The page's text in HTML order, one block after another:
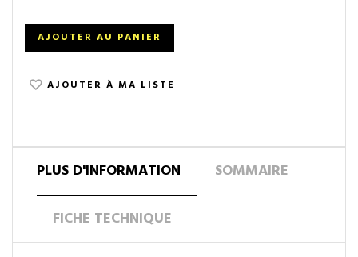
AJOUTER AU PANIER
AJOUTER À MA LISTE
PLUS D'INFORMATION SOMMAIRE
FICHE TECHNIQUE